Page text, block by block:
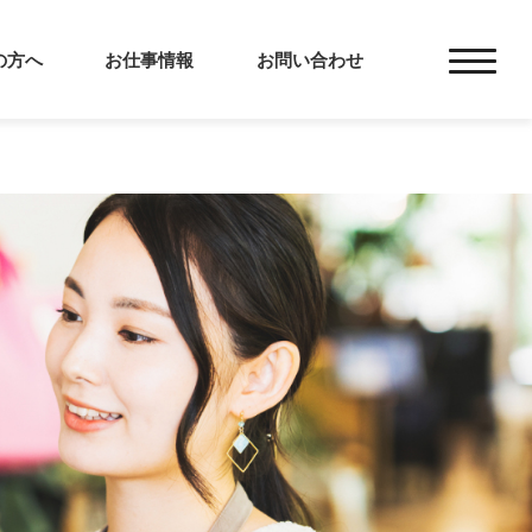
方へ お仕事情報 お問い合わせ